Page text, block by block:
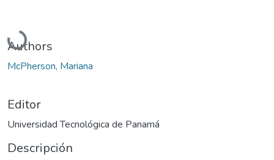
Cargando...
Authors
McPherson, Mariana
Editor
Universidad Tecnológica de Panamá
Descripción